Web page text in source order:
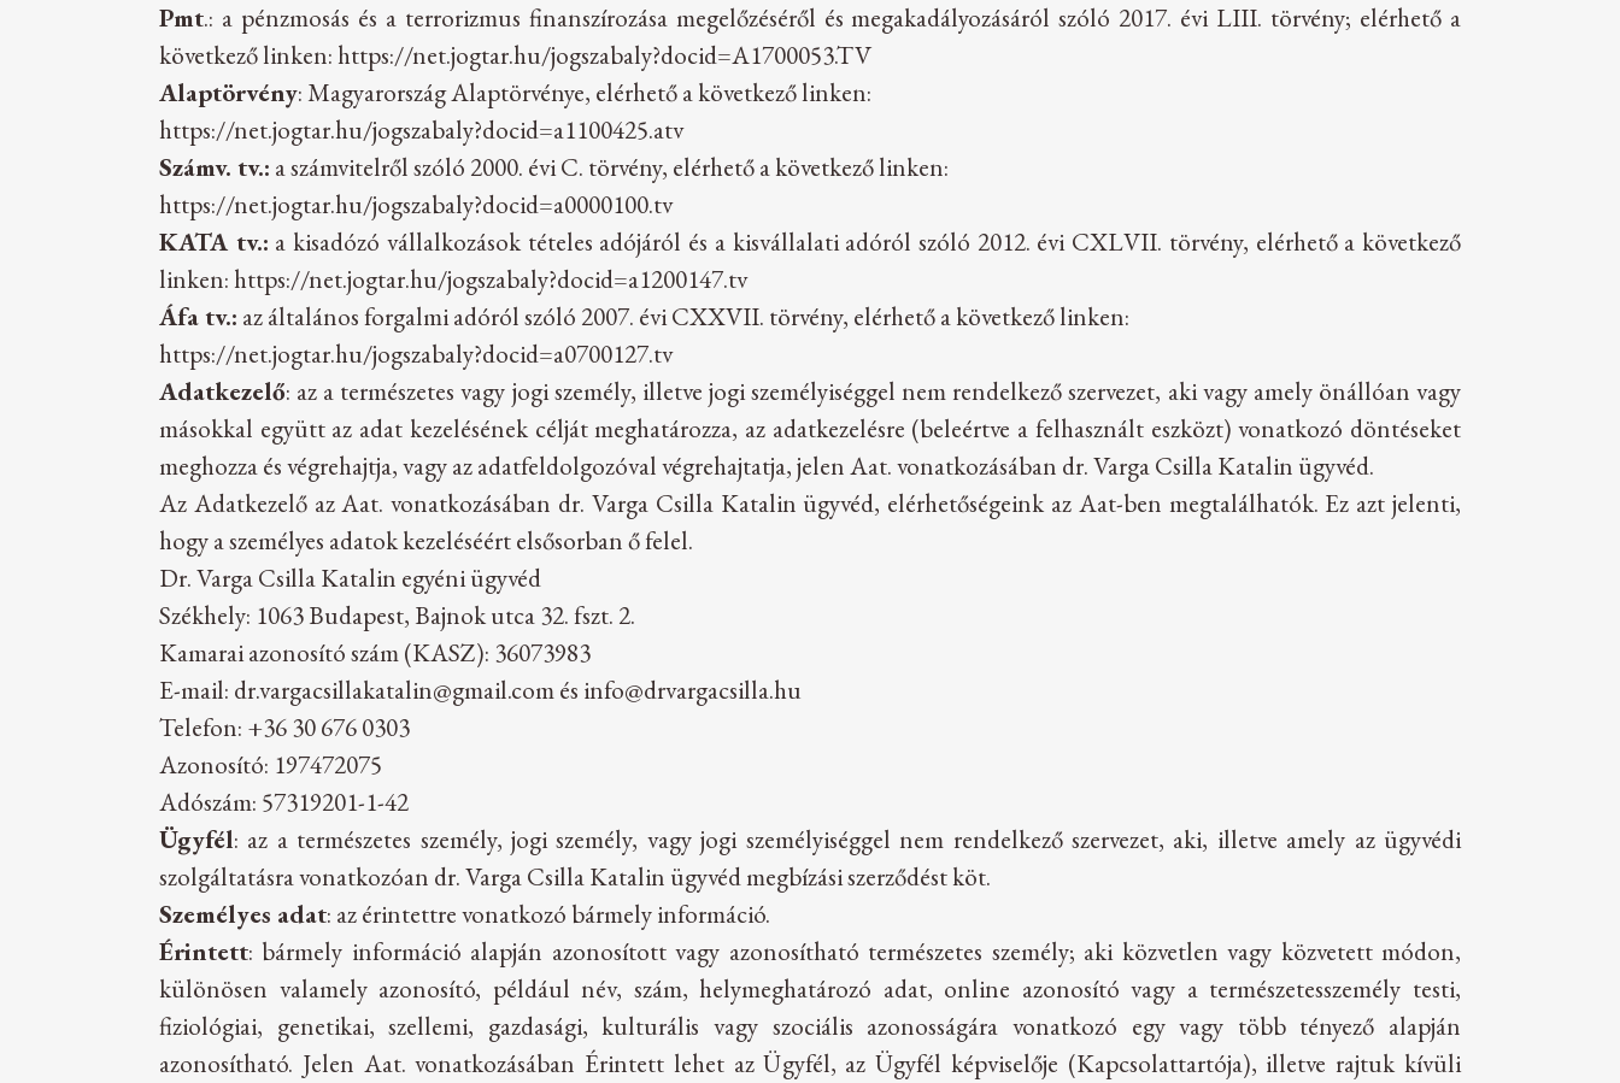
Pmt.: a pénzmosás és a terrorizmus finanszírozása megelőzéséről és megakadályozásáról szóló 2017. évi LIII. törvény; elérhető a
következő linken: https://net.jogtar.hu/jogszabaly?docid=A1700053.TV
Alaptörvény: Magyarország Alaptörvénye, elérhető a következő linken:
https://net.jogtar.hu/jogszabaly?docid=a1100425.atv
Számv. tv.: a számvitelről szóló 2000. évi C. törvény, elérhető a következő linken:
https://net.jogtar.hu/jogszabaly?docid=a0000100.tv
KATA tv.: a kisadózó vállalkozások tételes adójáról és a kisvállalati adóról szóló 2012. évi CXLVII. törvény, elérhető a következő
linken:https://net.jogtar.hu/jogszabaly?docid=a1200147.tv
Áfa tv.: az általános forgalmi adóról szóló 2007. évi CXXVII. törvény, elérhető a következő linken:
https://net.jogtar.hu/jogszabaly?docid=a0700127.tv
Adatkezelő: az a természetes vagy jogi személy, illetve jogi személyiséggel nem rendelkező szervezet, aki vagy amely önállóan vagy
másokkal együtt az adat kezelésének célját meghatározza, az adatkezelésre (beleértve a felhasznált eszközt) vonatkozó döntéseket
meghozza és végrehajtja, vagy az adatfeldolgozóval végrehajtatja, jelen Aat. vonatkozásában dr. Varga Csilla Katalin ügyvéd.
Az Adatkezelő az Aat. vonatkozásában dr. Varga Csilla Katalin ügyvéd, elérhetőségeink az Aat-ben megtalálhatók. Ez azt jelenti,
hogy a személyes adatok kezeléséért elsősorban ő felel.
Dr. Varga Csilla Katalin egyéni ügyvéd
Székhely: 1063 Budapest, Bajnok utca 32. fszt. 2.
Kamarai azonosító szám (KASZ): 36073983
E-mail: dr.vargacsillakatalin@gmail.comés info@drvargacsilla.hu
Telefon: +36 30 676 0303
Azonosító: 197472075
Adószám: 57319201-1-42
Ügyfél: az a természetes személy, jogi személy, vagy jogi személyiséggel nem rendelkező szervezet, aki, illetve amely az ügyvédi
szolgáltatásra vonatkozóan dr. Varga Csilla Katalin ügyvéd megbízási szerződést köt.
Személyes adat: az érintettre vonatkozó bármely információ.
Érintett: bármely információ alapján azonosított vagy azonosítható természetes személy; aki közvetlen vagy közvetett módon,
különösen valamely azonosító, például név, szám, helymeghatározó adat, online azonosító vagy a természetesszemély testi,
fiziológiai, genetikai, szellemi, gazdasági, kulturális vagy szociális azonosságára vonatkozó egy vagy több tényező alapján
azonosítható. Jelen Aat. vonatkozásában Érintett lehet az Ügyfél, az Ügyfél képviselője (Kapcsolattartója), illetve rajtuk kívüli